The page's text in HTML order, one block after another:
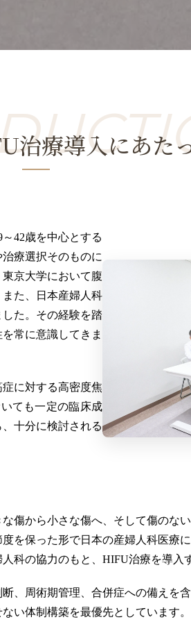
治療導入にあた
42歳を中心とする
療選択そのものに
京大学において腹
た、日本産婦人科
た。その経験を踏
常に意識してきま
に対する高密度焦
ても一定の臨床成
十分に検討される
な傷から小さな傷へ、そして傷のな
度を保った形で日本の産婦人科医療
人科の協力のもと、HIFU治療を導入
断、周術期管理、合併症への備えを
ない体制構築を最優先としています